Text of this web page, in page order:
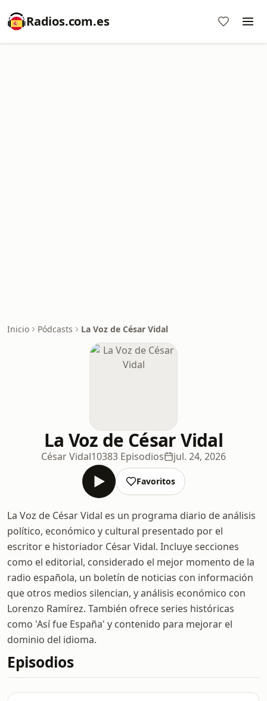
Radios.com.es
Inicio Pódcasts La Voz de César Vidal
La Voz de César Vidal
César Vidal10383 Episodios jul. 24, 2026
Favoritos
La Voz de César Vidal es un programa diario de análisis
político, económico y cultural presentado por el
escritor e historiador César Vidal. Incluye secciones
como el editorial, considerado el mejor momento de la
radio española, un boletín de noticias con información
que otros medios silencian, y análisis económico con
Lorenzo Ramírez. También ofrece series históricas
como 'Así fue España' y contenido para mejorar el
dominio del idioma.
Episodios